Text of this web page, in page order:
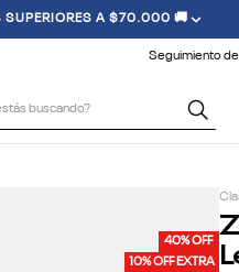
SUPERIORES A $70.000 🚚
Seguimiento
40% OFF
10% OFF EXTRA